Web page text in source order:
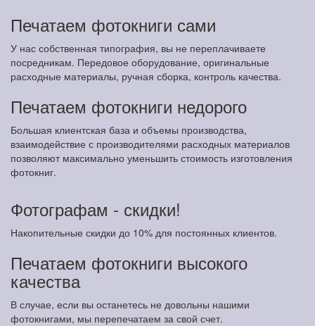
Печатаем фотокниги сами
У нас собственная типография, вы не переплачиваете
посредникам. Передовое оборудование, оригинальные
расходные материалы, ручная сборка, контроль качества.
Печатаем фотокниги недорого
Большая клиентская база и объемы производства,
взаимодействие с производителями расходных материалов
позволяют максимально уменьшить стоимость изготовления
фотокниг.
Фотографам - скидки!
Накопительные скидки до 10% для постоянных клиентов.
Печатаем фотокниги высокого
качества
В случае, если вы останетесь не довольны нашими
фотокнигами, мы перепечатаем за свой счет.